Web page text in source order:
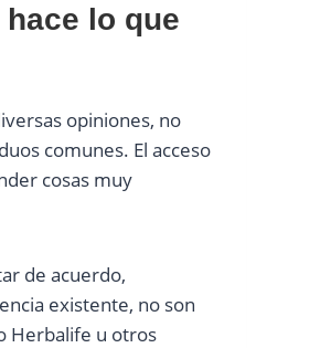
lo que
opiniones, no
comunes. El acceso
cosas muy
de acuerdo,
existente, no son
Herbalife u otros